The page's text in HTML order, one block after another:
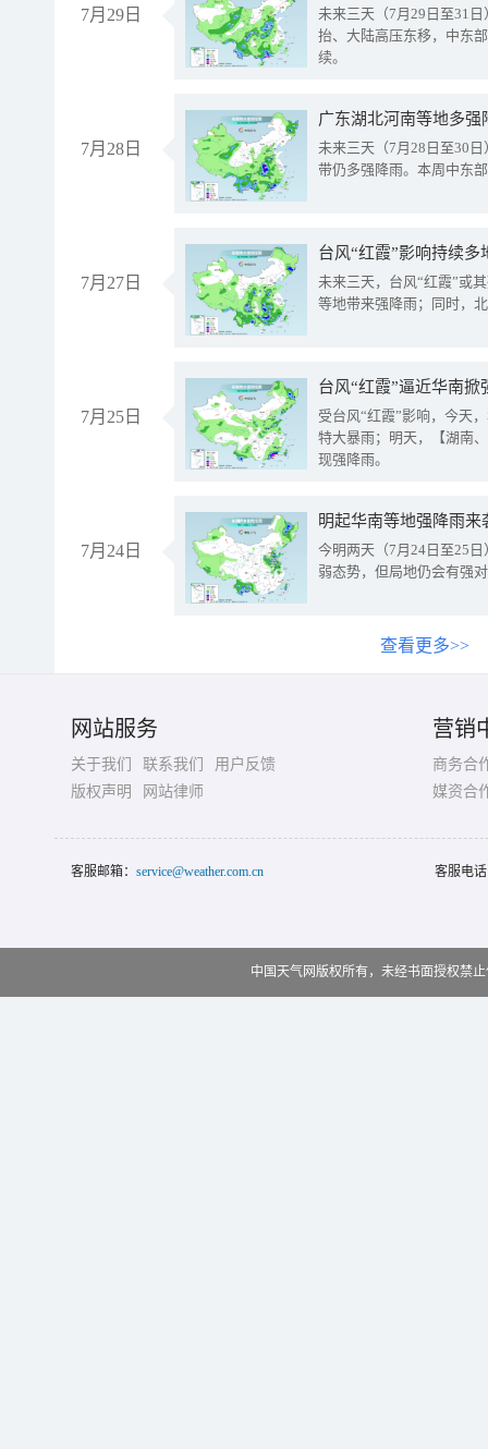
7月29日
未来三天（7月29日至31
抬、大陆高压东移，中东
续。
7月28日
广东湖北河南等地多
未来三天（7月28日至30
带仍多强降雨。本周中东
7月27日
台风“红霞”影响持续
未来三天，台风“红霞”或
等地带来强降雨；同时，
7月25日
台风“红霞”逼近华南
受台风“红霞”影响，今天
特大暴雨；明天，【湖南
现强降雨。
7月24日
明起华南等地强降雨
今明两天（7月24日至25
弱态势，但局地仍会有强
查看更多>>
网站服务
关于我们 联系我们
用户反馈
版权声明
网站律师
营销
商务合
媒资合
客服邮箱： service@weather.com.cn 客服电
中国天气网版权所有，未经书面授权